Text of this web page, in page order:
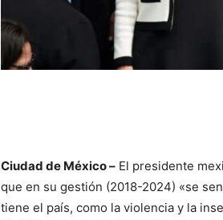
Ciudad de México – El presidente
que en su gestión (2018-2024) «se
tiene el país, como la violencia y la